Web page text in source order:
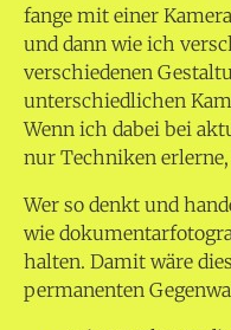
fange mit einer
und dann wie ich
verschiedenen
unterschiedlichen
Wenn ich dabei bei
nur Techniken
Wer so denkt und
wie
halten. Damit wäre
permanenten